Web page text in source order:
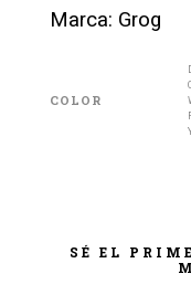
Marca: Grog
COLOR
SÉ EL